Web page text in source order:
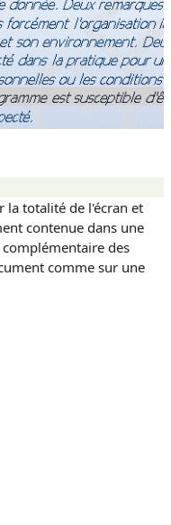
la totalité de l'écran et
contenue dans une
des
comme sur une